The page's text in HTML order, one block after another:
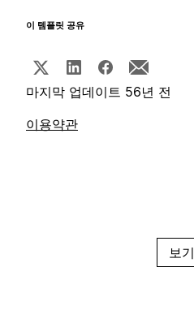
이 템플릿 공유
마지막 업데이트 56년 전
이용약관
보기